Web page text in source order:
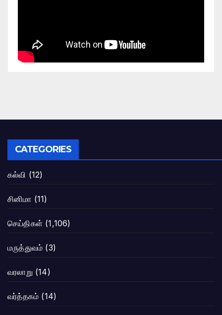
CATEGORIES
கல்வி (12)
சினிமா (11)
செய்திகள் (1,106)
மருத்துவம் (3)
வரலாறு (14)
வர்த்தகம் (14)